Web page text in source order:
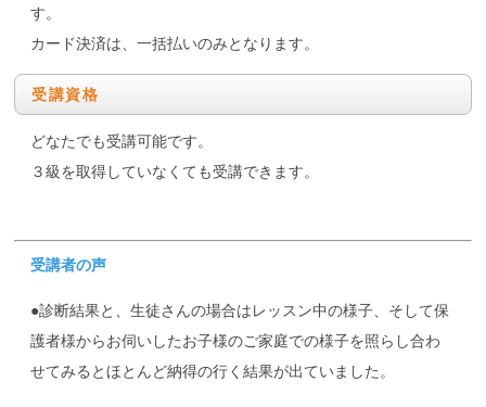
す。
カード決済は、一括払いのみとなります。
受講資格
どなたでも受講可能です。
３級を取得していなくても受講できます。
受講者の声
●診断結果と、生徒さんの場合はレッスン中の様子、そして保
護者様からお伺いしたお子様のご家庭での様子を照らし合わ
せてみるとほとんど納得の行く結果が出ていました。